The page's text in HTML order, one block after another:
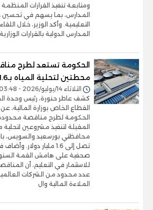
ومتابعة تنفيذ القرارات
المدارس، بما يسهم في تحسين
التعليمية. وأكد الوزير، خلال
المدارس الدولية بالقرارات الوزارية
الحكومة تستعد لطرح
محطتين لتحلية المياه بـ1.6 مليار دولار
الثلاثاء 14/يوليو/2026 - 03:48 م
كشف عاطر حنورة، رئيس وحدة
القطاع الخاص بوزارة المالية،
الحكومة لطرح مناقصة محدودة
المقبلة لتنفيذ مشروعين لتحلية
محافظتي بورسعيد والسويس،
تصل إلى 1.6 مليار دولار.
صحفية على هامش القمة
للاستثمار في التعليم، أن
عدد محدود من الشركات
الملاءة المالية وال